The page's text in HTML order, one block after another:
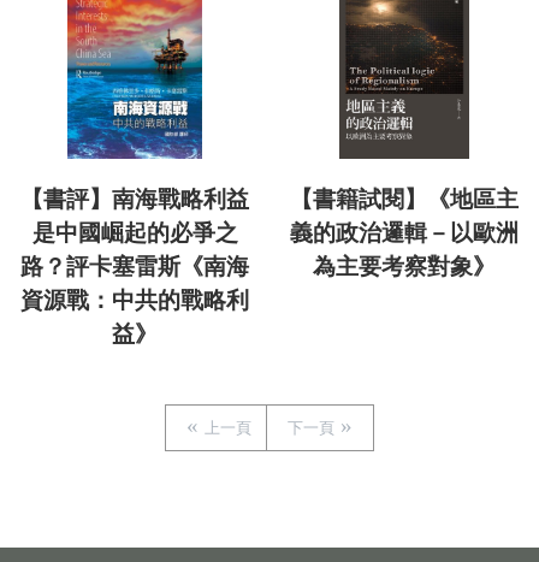
【書評】南海戰略利益
是中國崛起的必爭之
路？評卡塞雷斯《南海
資源戰：中共的戰略利
益》
【書籍試閱】《地區主
義的政治邏輯－以歐洲
為主要考察對象》
上一頁 下一頁